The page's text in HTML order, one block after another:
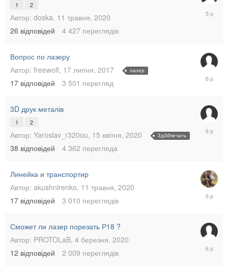
1 2
Автор: doska, 11 травня, 2020
26 відповідей 4 427 переглядів
Вопрос по лазеру
Автор: freewolf, 17 липня, 2017 лазер
17 відповідей 3 501 перегляд
10
3D друк металів
1 2
Автор: Yaroslav_r320ou, 15 квітня, 2020 3д3dпечать
38 відповідей 4 362 перегляда
27
Линейка и транспортир
Автор: akushnirenko, 11 травня, 2020
17 відповідей 3 010 переглядів
19
Сможет ли лазер порезать Р18 ?
Автор: PROTOLaB, 4 березня, 2020
12 відповідей 2 009 переглядів